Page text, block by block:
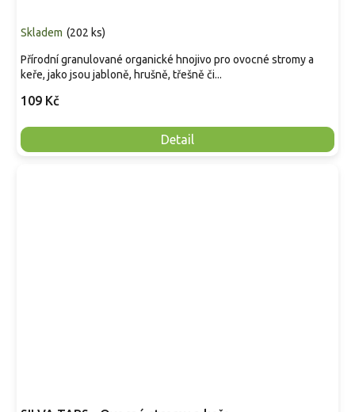
Skladem (202 ks)
109 Kč
Detail
Přírodní granulované organické hnojivo pro ovocné stromy a
keře, jako jsou jabloně, hrušně, třešně či...